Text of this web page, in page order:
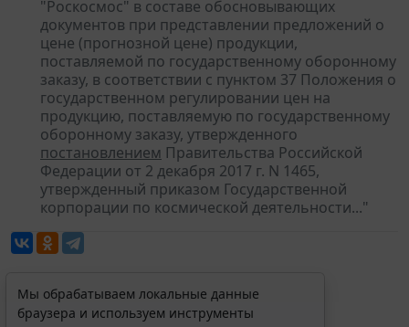
"Роскосмос" в составе обосновывающих
документов при представлении предложений о
цене (прогнозной цене) продукции,
поставляемой по государственному оборонному
заказу, в соответствии с пунктом 37 Положения о
государственном регулировании цен на
продукцию, поставляемую по государственному
оборонному заказу, утвержденного
постановлением Правительства Российской
Федерации от 2 декабря 2017 г. N 1465,
утвержденный приказом Государственной
корпорации по космической деятельности..."
Мы обрабатываем локальные данные
браузера и используем инструменты